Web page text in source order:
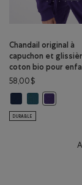
Chandail original à
capuchon et
coton bio pour
58,00$
Chandail original
Chandail
DURABLE